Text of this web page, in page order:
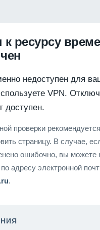
к ресурсу
недоступен для
VPN.
доступен.
проверки
страницу. В случае,
ошибочно, вы можете
адресу электронной
.